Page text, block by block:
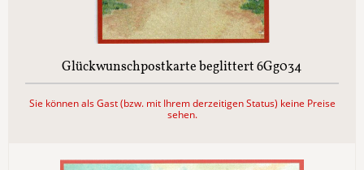
Glückwunschpostkarte beglittert 6Gg034
Sie können als Gast (bzw. mit Ihrem derzeitigen Status) keine Preise
sehen.